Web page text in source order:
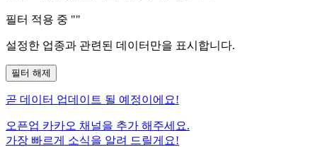
필터 적용 중 ""
설정한 업종과 관련된 데이터만을 표시합니다.
필터 해제
곧 데이터 업데이트 될 예정이에요!
오픈업 카카오 채널을 추가 해주세요.
가장 빠르게 소식을 알려 드릴게요!